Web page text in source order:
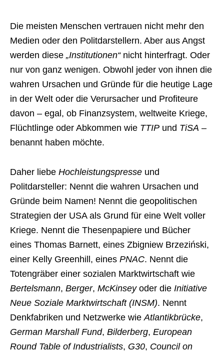
Die meisten Menschen vertrauen nicht mehr den
Medien oder den Politdarstellern. Aber aus Angst
werden diese „Institutionen“nicht hinterfragt. Oder
nur von ganz wenigen. Obwohl jeder von ihnen die
wahren Ursachen und Gründe für die heutige Lage
in der Welt oder die Verursacher und Profiteure
davon – egal, ob Finanzsystem, weltweite Kriege,
Flüchtlinge oder Abkommen wie TTIP und TiSA –
benannt haben möchte.
Daher liebe Hochleistungspresse und
Politdarsteller: Nennt die wahren Ursachen und
Gründe beim Namen! Nennt die geopolitischen
Strategien der USA als Grund für eine Welt voller
Kriege. Nennt die Thesenpapiere und Bücher
eines Thomas Barnett, eines Zbigniew Brzeziński,
einer Kelly Greenhill, eines PNAC. Nennt die
Totengräber einer sozialen Marktwirtschaft wie
Bertelsmann, Berger, McKinseyoder die Initiative
Neue Soziale Marktwirtschaft (INSM). Nennt
Denkfabriken und Netzwerke wieAtlantikbrücke,
German Marshall Fund, Bilderberg, European
Round Table of Industrialists, G30, Council on